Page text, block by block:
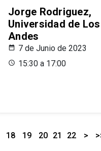
Jorge Rodriguez,
Universidad de Los
Andes
7 de Junio de 2023
15:30 a 17:00
18 19 20 21 22 >